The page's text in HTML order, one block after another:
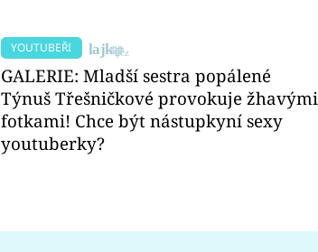
YOUTUBEŘI
GALERIE: Mladší sestra popálené
Týnuš Třešničkové provokuje žhavými
fotkami! Chce být nástupkyní sexy
youtuberky?